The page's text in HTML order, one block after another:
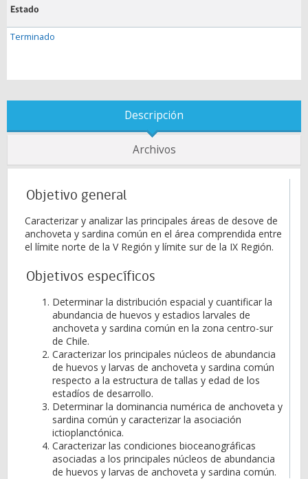
Estado
Terminado
Descripción
Archivos
Objetivo general
Caracterizar y analizar las principales áreas de desove de
anchoveta y sardina común en el área comprendida entre
el límite norte de la V Región y límite sur de la IX Región.
Objetivos específicos
Determinar la distribución espacial y cuantificar la
abundancia de huevos y estadios larvales de
anchoveta y sardina común en la zona centro-sur
de Chile.
Caracterizar los principales núcleos de abundancia
de huevos y larvas de anchoveta y sardina común
respecto a la estructura de tallas y edad de los
estadíos de desarrollo.
Determinar la dominancia numérica de anchoveta y
sardina común y caracterizar la asociación
ictioplanctónica.
Caracterizar las condiciones bioceanográficas
asociadas a los principales núcleos de abundancia
de huevos y larvas de anchoveta y sardina común.